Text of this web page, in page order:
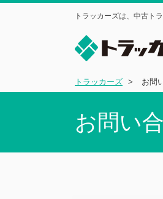
トラッカーズは、中古ト
トラッカーズ お問
お問い